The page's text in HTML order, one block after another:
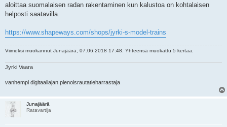
aloittaa suomalaisen radan rakentaminen kun kalustoa on kohtalaisen
helposti saatavilla.
https://www.shapeways.com/shops/jyrki-s-model-trains
Viimeksi muokannut Junajäärä , 07.06.2018 17:48. Yhteensä muokattu 5 kertaa.
Jyrki Vaara
vanhempi digitaaliajan pienoisrautatieharrastaja
Junajäärä
Ratavartija